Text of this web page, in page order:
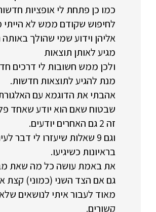
כמו כן פתחת לי אופציות
לחיפוש שקודם ממש לא הייתי
אליהן וידוע שמי שהולך
מגיע לאותן תוצאות
ולכן ממש חשובות לי דרכים
מנת להגיע לתוצאות חדשות.
אהבתי את הדוגמא עם
שבטוח שאם הוא יודע שאחד
זה 2 גם האחרים יודעים.
וגם 9 שאלות שיעזרו לי דבר
בראיונות כשיגיעו.
את באמת עושה כל מה שאת
גם אם הצד השני (כמוני) קצת
מאוד לעבור איתי לנושאים
קשורים.